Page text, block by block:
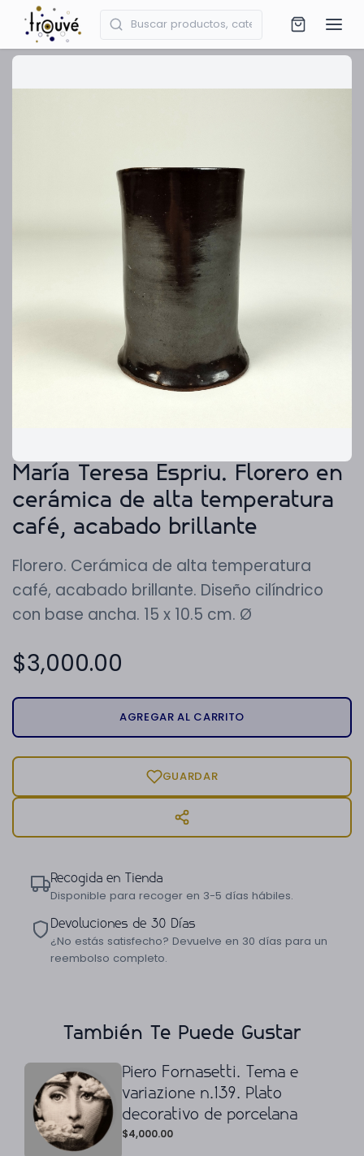
María Teresa Espriu. Florero en
cerámica de alta temperatura
café, acabado brillante
Florero. Cerámica de alta temperatura
café, acabado brillante. Diseño cilíndrico
con base ancha. 15 x 10.5 cm. Ø
$3,000.00
AGREGAR AL CARRITO
GUARDAR
Recogida en Tienda
Disponible para recoger en 3-5 días hábiles.
Devoluciones de 30 Días
¿No estás satisfecho? Devuelve en 30 días para un
reembolso completo.
También Te Puede Gustar
Piero Fornasetti. Tema e
variazione n.139. Plato
decorativo de porcelana
$4,000.00